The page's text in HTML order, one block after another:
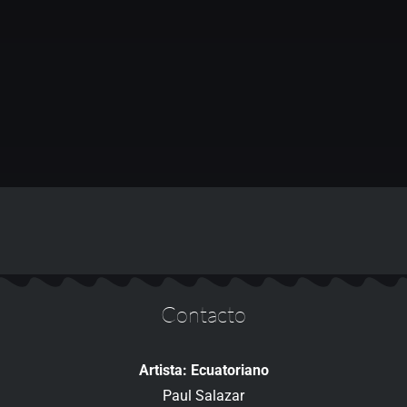
Contacto
Artista: Ecuatoriano
Paul Salazar